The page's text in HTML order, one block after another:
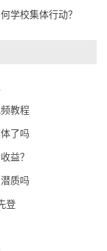
学校集体行动？
教程
了吗
益？
质吗
登